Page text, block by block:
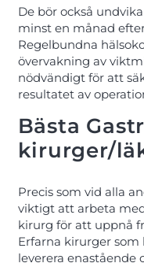
De bör också
minst en månad
Regelbundna
övervakning av
nödvändigt för att
resultatet av
Bästa
kirurger/
Precis som vid alla
viktigt att arbeta
kirurg för att uppnå
Erfarna kirurger
leverera enastående